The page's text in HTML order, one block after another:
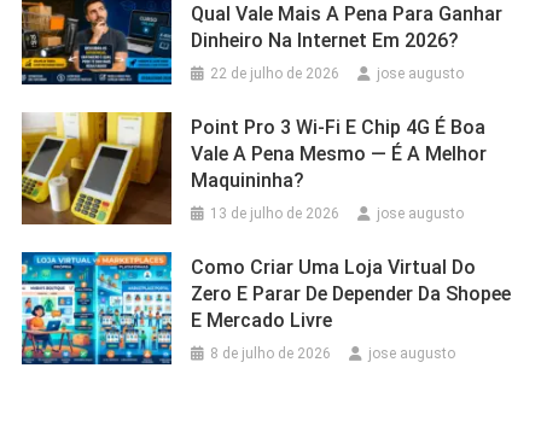
Qual Vale Mais A Pena Para Ganhar
Dinheiro Na Internet Em 2026?
22 de julho de 2026 jose augusto
Point Pro 3 Wi‑Fi E Chip 4G É Boa
Vale A Pena Mesmo — É A Melhor
Maquininha?
13 de julho de 2026 jose augusto
Como Criar Uma Loja Virtual Do
Zero E Parar De Depender Da Shopee
E Mercado Livre
8 de julho de 2026 jose augusto